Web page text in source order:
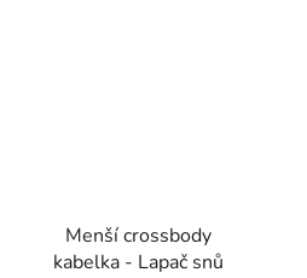
Menší crossbody
kabelka - Lapač snů